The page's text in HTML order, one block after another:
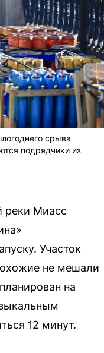
срыва
подрядчики из
реки Миасс
Участок
не мешали
на
12 минут.